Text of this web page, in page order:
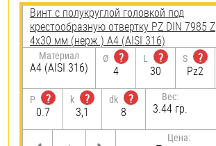
Винт с полукруглой головкой под
крестообразную отвертку PZ DIN 7985 Z
4х30 мм (нерж.) A4 (AISI 316)
Материал
A4 (AISI 316)
Ø
?
4
L
?
30
S
?
Pz2
P
?
0.7
k
?
3,1
dk
?
8
Вес:
3.44 гр.
Цена: